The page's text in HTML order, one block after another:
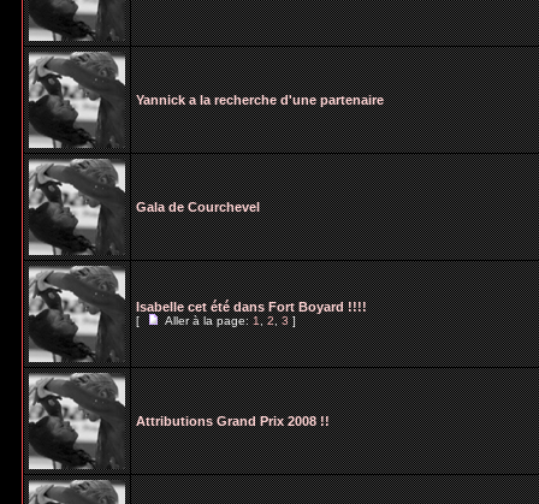
Yannick a la recherche d'une partenaire
Gala de Courchevel
Isabelle cet été dans Fort Boyard !!!!
[ Aller à la page:1,2,3]
Attributions Grand Prix 2008 !!